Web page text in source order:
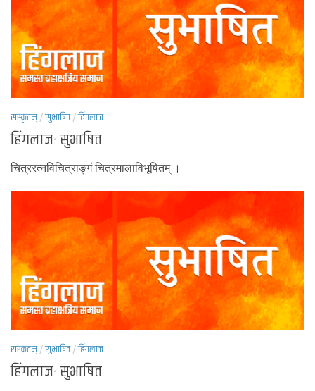
संस्कृतम्/सुभाषित/हिंगलाज
हिंगलाज- सुभाषित
चित्ररत्नविचित्राङ्गं चित्रमालाविभूषितम् ।
संस्कृतम्/सुभाषित/हिंगलाज
हिंगलाज- सुभाषित